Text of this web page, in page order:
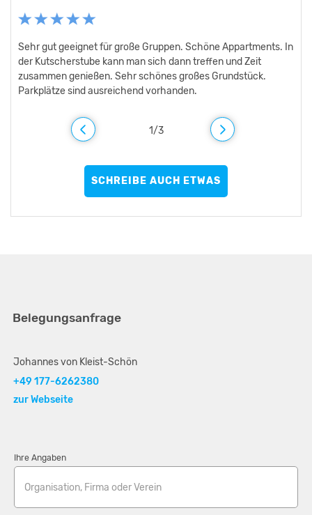
Oder schreiben Sie uns eine Email an kontakt@guteinhaus.de
Sehr gut geeignet für große Gruppen. Schöne Appartments. In
der Kutscherstube kann man sich dann treffen und Zeit
zusammen genießen. Sehr schönes großes Grundstück.
Parkplätze sind ausreichend vorhanden.
Wir haben mit 16 Personen ein tolles Wochenende im
Kutscherhaus verbracht. Der Gemeinschaftsraum (mit Kicker
Für eine große Gruppe super geeignet, da man das Haus für
sich hat. Wohnungen alle unterschiedlich ausgestattet. Für
ein Wochenende super gut
1/3
SCHREIBE AUCH ETWAS
Belegungsanfrage
Johannes von Kleist-Schön
+49 177-6262380
zur Webseite
Ihre Angaben
Organisation, Firma oder Verein